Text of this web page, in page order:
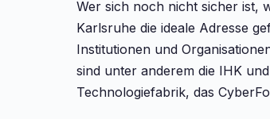
Wer sich noch nicht sicher ist,
Karlsruhe die ideale Adresse
Institutionen und
sind unter anderem die IHK
Technologiefabrik, das